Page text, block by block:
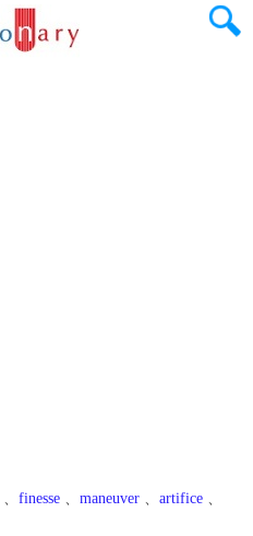
、 finesse 、 maneuver 、 artifice 、